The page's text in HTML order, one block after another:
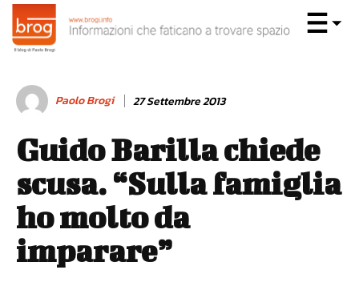
Paolo Brogi 27 Settembre 2013
Guido Barilla chiede
scusa. “Sulla famiglia
ho molto da
imparare”